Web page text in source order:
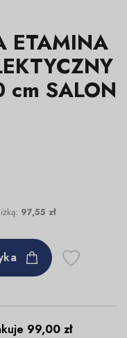
ETAMINA
cm SALON
97,55 zł
99,00 zł